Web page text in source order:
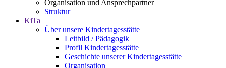
Organisation und Ansprechpartner
Struktur
KiTa
Über unsere Kindertagesstätte
Leitbild / Pädagogik
Profil Kindertagesstätte
Geschichte unserer Kindertagesstätte
Organisation